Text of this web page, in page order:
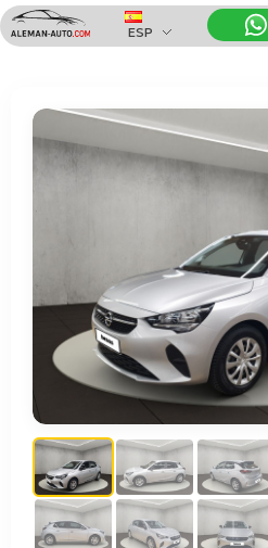
Coches de Alemania
Importación de Coches de Alemania
ESP